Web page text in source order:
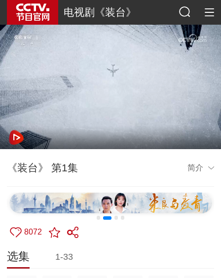
电视剧《装台》
《装台》 第1集 简介
8072
选集 1-33